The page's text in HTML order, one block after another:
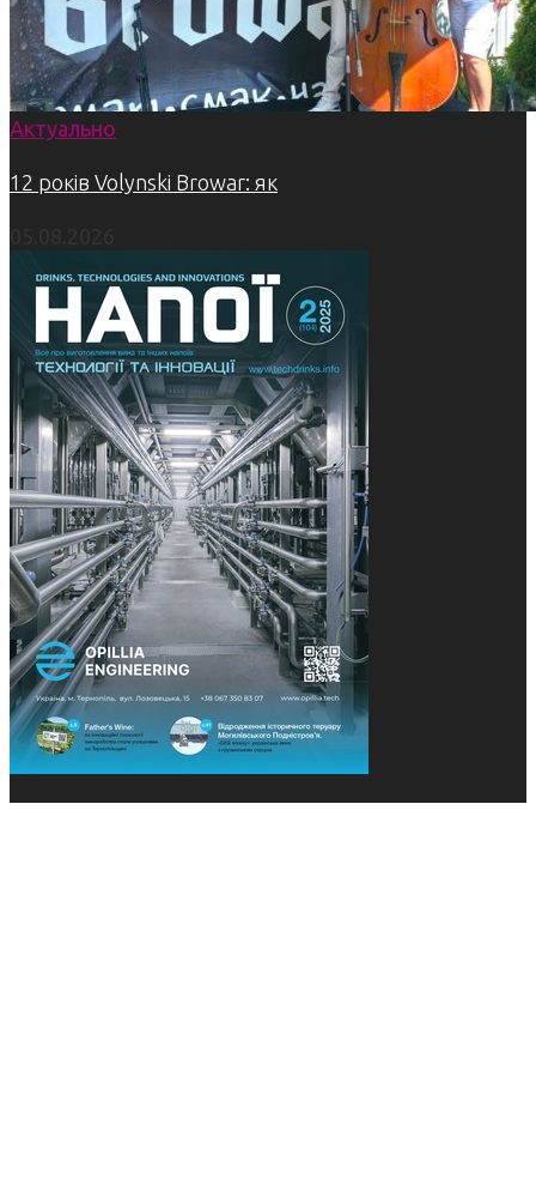
Актуально
12 років Volynski Browar: як